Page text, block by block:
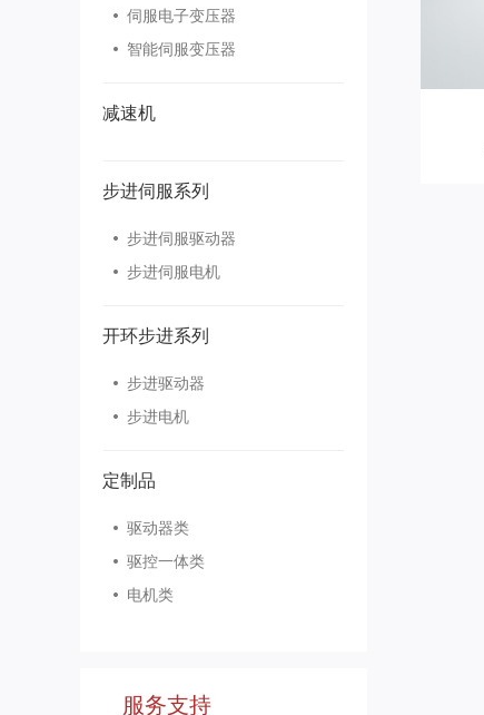
伺服电子变压器
智能伺服变压器
减速机
步进伺服系列
步进伺服驱动器
步进伺服电机
开环步进系列
步进驱动器
步进电机
定制品
驱动器类
驱控一体类
电机类
服务支持